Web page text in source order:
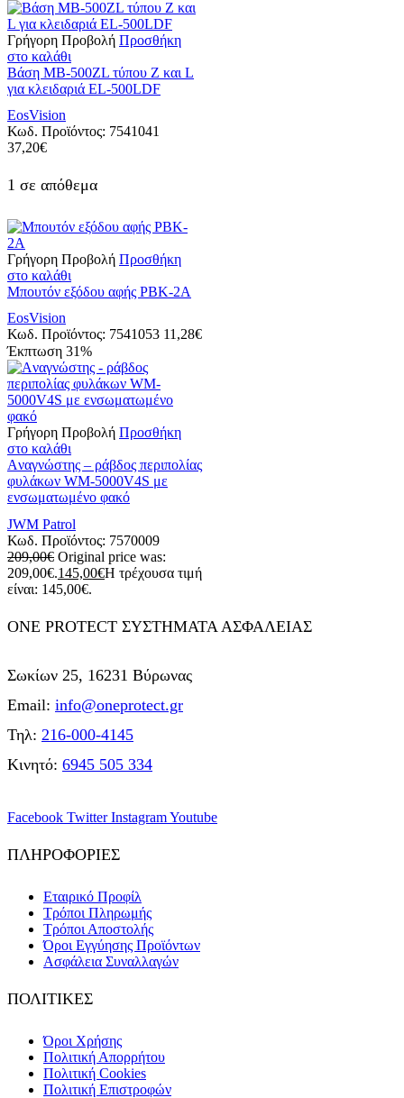
Γρήγορη Προβολή Προσθήκη
στο καλάθι
Βάση MB-500ZL τύπου Z και L
για κλειδαριά EL-500LDF
EosVision
Κωδ. Προϊόντος: 7541041
37,20€
1 σε απόθεμα
Γρήγορη Προβολή Προσθήκη
στο καλάθι
Μπουτόν εξόδου αφής PBK-2A
EosVision
Κωδ. Προϊόντος: 7541053 11,28€
Έκπτωση 31%
Γρήγορη Προβολή Προσθήκη
στο καλάθι
Aναγνώστης – ράβδος περιπολίας
φυλάκων WM-5000V4S με
ενσωματωμένο φακό
JWM Patrol
Κωδ. Προϊόντος: 7570009
209,00€ Original price was:
209,00€.145,00€Η τρέχουσα τιμή
είναι: 145,00€.
ONE PROTECT ΣΥΣΤΗΜΑΤΑ ΑΣΦΑΛΕΙΑΣ
Σωκίων 25, 16231 Βύρωνας
Email: info@oneprotect.gr
Τηλ: 216-000-4145
Κινητό: 6945 505 334
Facebook Twitter InstagramYoutube
ΠΛΗΡΟΦΟΡΙΕΣ
Εταιρικό Προφίλ
Τρόποι Πληρωμής
Τρόποι Αποστολής
Όροι Εγγύησης Προϊόντων
Ασφάλεια Συναλλαγών
ΠΟΛΙΤΙΚΕΣ
Όροι Χρήσης
Πολιτική Απορρήτου
Πολιτική Cookies
Πολιτική Επιστροφών